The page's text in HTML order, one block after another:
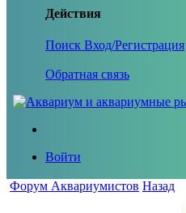
Действия
Поиск Вход/Регистрация
Обратная связь
Войти
Форум Аквариумистов Назад